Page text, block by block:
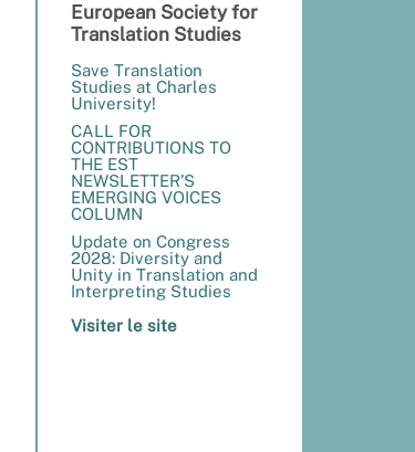
European Society for
Translation Studies
Save Translation
Studies at Charles
University!
CALL FOR
CONTRIBUTIONS TO
THE EST
NEWSLETTER’S
EMERGING VOICES
COLUMN
Update on Congress
2028: Diversity and
Unity in Translation and
Interpreting Studies
Visiter le site